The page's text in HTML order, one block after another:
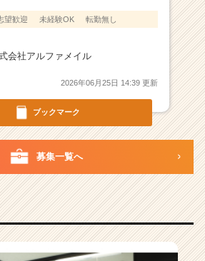
D
2
メ
チ
長
業
ブックマーク
望歓迎 未経験OK 転勤無し
会社アルファメイル
2026年06月25日 14:39 更新
募集一覧へ